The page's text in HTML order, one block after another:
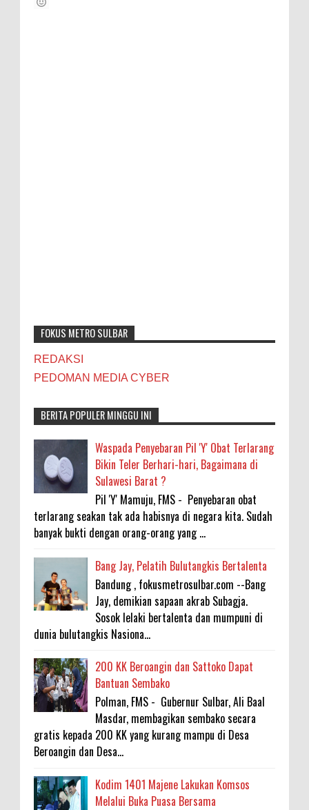
FOKUS METRO SULBAR
REDAKSI
PEDOMAN MEDIA CYBER
BERITA POPULER MINGGU INI
Waspada Penyebaran Pil 'Y' Obat Terlarang
Bikin Teler Berhari-hari, Bagaimana di
Sulawesi Barat ?
Pil 'Y' Mamuju, FMS - Penyebaran obat
terlarang seakan tak ada habisnya di negara kita. Sudah
banyak bukti dengan orang-orang yang ...
Bang Jay, Pelatih Bulutangkis Bertalenta
Bandung , fokusmetrosulbar.com --Bang
Jay, demikian sapaan akrab Subagja.
Sosok lelaki bertalenta dan mumpuni di
dunia bulutangkis Nasiona...
200 KK Beroangin dan Sattoko Dapat
Bantuan Sembako
Polman, FMS - Gubernur Sulbar, Ali Baal
Masdar, membagikan sembako secara
gratis kepada 200 KK yang kurang mampu di Desa
Beroangin dan Desa...
Kodim 1401 Majene Lakukan Komsos
Melalui Buka Puasa Bersama